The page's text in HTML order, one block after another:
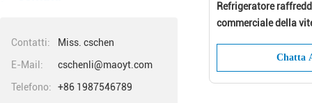
Contatti:
Miss. cschen
E-Mail:
cschenli@maoyt.com
Telefono:
+86 1987546789
Refrigeratore
commerciale della
Chatta